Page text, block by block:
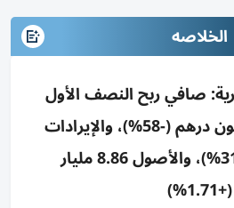
الخلاصه
صافي ربح النصف الأول
2026 بلغ 67.7 مليون درهم (-58%)، والإيرادات
533 مليون (-31.2%)، والأصول 8.86 مليار
(+1.71%)